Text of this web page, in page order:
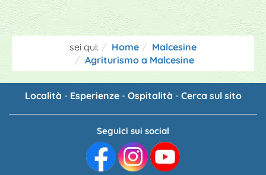
sei qui: Home
Malcesine
Agriturismo a Malcesine
Località - Esperienze- Ospitalità - Cerca sul sito
Seguici sui social